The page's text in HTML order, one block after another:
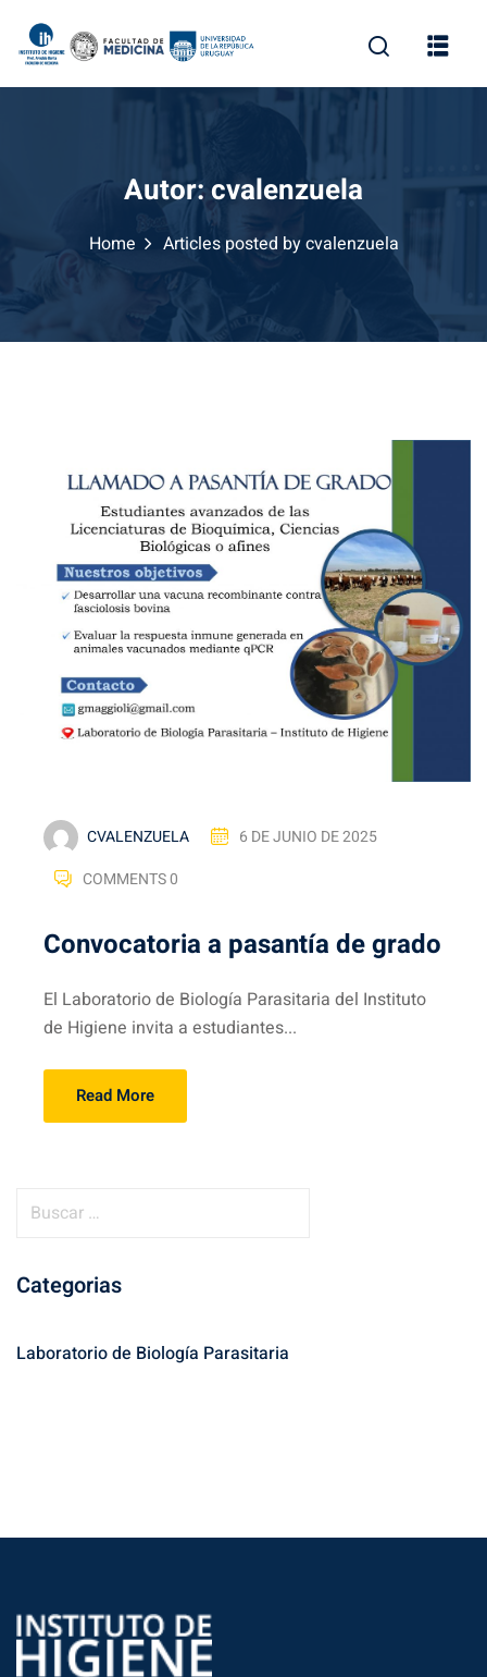
content
Autor:cvalenzuela
Home Articles posted by cvalenzuela
CVALENZUELA
6 DE JUNIO DE 2025
COMMENTS 0
Convocatoria a pasantía de grado
El Laboratorio de Biología Parasitaria del Instituto
de Higiene invita a estudiantes...
Read More
c
r
Categorias
Laboratorio de Biología Parasitaria